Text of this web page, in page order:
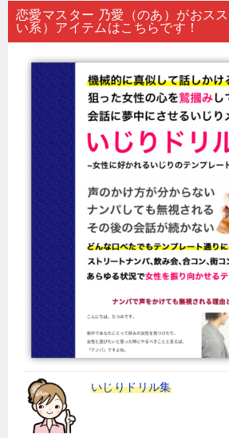
恋愛マスター 乃愛（のあ）がおス
い系）アイテムはこちらです！
いじりドリル集